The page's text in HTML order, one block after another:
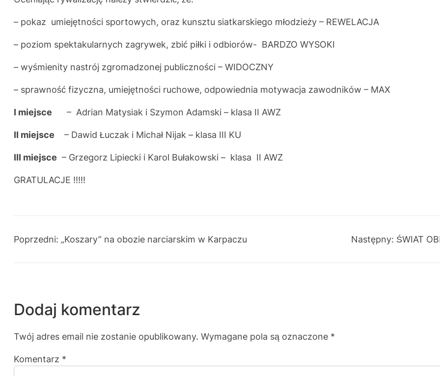
– pokaz umiejętności sportowych, oraz kunsztu siatkarskiego młodzieży – REWELACJA
– poziom spektakularnych zagrywek, zbić piłki i odbiorów- BARDZO WYSOKI
– wyśmienity nastrój zgromadzonej publiczności – WIDOCZNY
– sprawność fizyczna, umiejętności ruchowe, odpowiednia motywacja zawodników – MAX
I miejsce – Adrian Matysiak i Szymon Adamski – klasa II AWZ
II miejsce – Dawid Łuczak i Michał Nijak – klasa III KU
III miejsce – Grzegorz Lipiecki i Karol Bułakowski – klasa II AWZ
GRATULACJE !!!!!
Poprzedni: „Koszary” na obozie narciarskim w Karpaczu Następny: ŚWIAT
Dodaj komentarz
Twój adres email nie zostanie opublikowany. Wymagane pola są oznaczone *
Komentarz *